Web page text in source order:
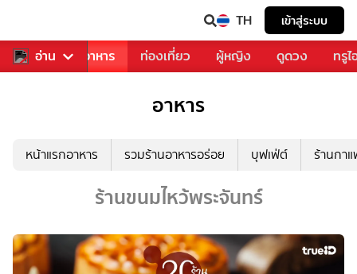
TH เข้าสู่ระบบ
อ่าน
การเพลง อาหาร ท่องเที่ยว ผู้หญิง ดูดวง ทรู
อาหาร
หน้าแรกอาหาร รวมร้านอาหารอร่อย บุฟเฟ่ต์ ร้านกา
ร้านขนมไหว้พระจันทร์